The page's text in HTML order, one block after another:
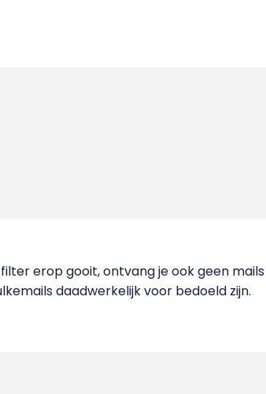
erop gooit, ontvang je ook geen
daadwerkelijk voor bedoeld zijn.